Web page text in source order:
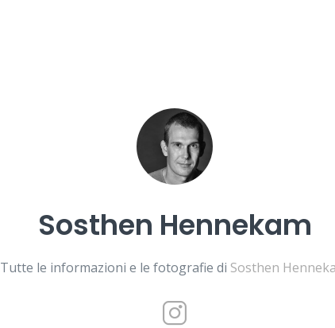
Sosthen Hennekam
Tutte le informazioni e le fotografie di Sosthen